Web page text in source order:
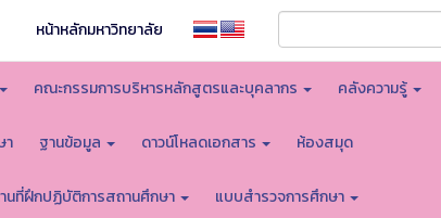
หน้าหลักมหาวิทยาลัย
คณะกรรมการบริหารหลักสูตรและบุคลากร คลังความรู้
ฐานข้อมูล ดาวน์โหลดเอกสาร ห้องสมุด
นที่ฝึกปฏิบัติการสถานศึกษา แบบสำรวจการศึกษา